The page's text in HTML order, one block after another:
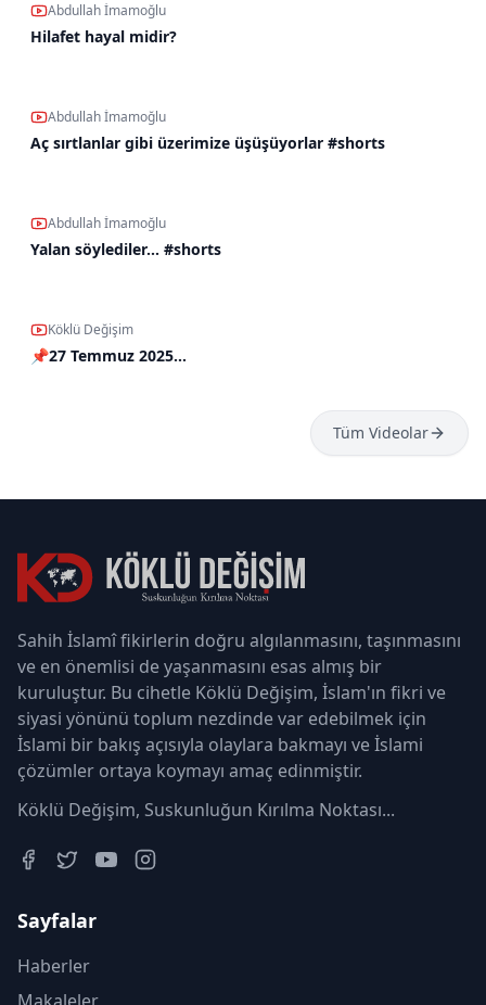
Abdullah İmamoğlu
Hilafet hayal midir?
Abdullah İmamoğlu
Aç sırtlanlar gibi üzerimize üşüşüyorlar #shorts
Abdullah İmamoğlu
Yalan söylediler... #shorts
Köklü Değişim
📌27 Temmuz 2025…
Tüm Videolar
Sahih İslamî fikirlerin doğru algılanmasını, taşınmasını
ve en önemlisi de yaşanmasını esas almış bir
kuruluştur. Bu cihetle Köklü Değişim, İslam'ın fikri ve
siyasi yönünü toplum nezdinde var edebilmek için
İslami bir bakış açısıyla olaylara bakmayı ve İslami
çözümler ortaya koymayı amaç edinmiştir.
Köklü Değişim, Suskunluğun Kırılma Noktası...
Sayfalar
Haberler